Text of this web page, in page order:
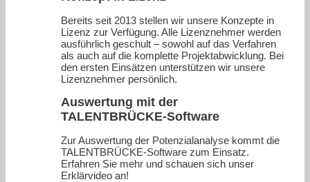
Bereits seit 2013 stellen wir unsere Konzepte in
Lizenz zur Verfügung. Alle Lizenznehmer werden
ausführlich geschult – sowohl auf das Verfahren
als auch auf die komplette Projektabwicklung. Bei
den ersten Einsätzen unterstützen wir unsere
Lizenznehmer persönlich.
Auswertung mit der
TALENTBRÜCKE-Software
Zur Auswertung der Potenzialanalyse kommt die
TALENTBRÜCKE-Software zum Einsatz.
Erfahren Sie mehr und schauen sich unser
Erklärvideo an!